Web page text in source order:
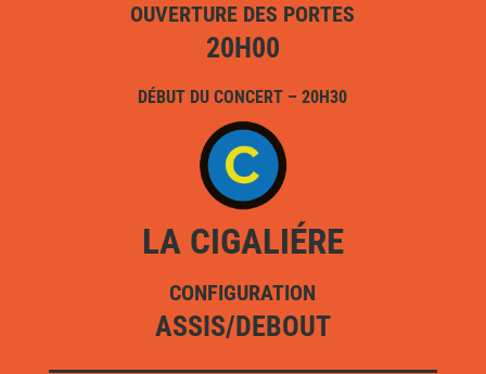
OUVERTURE DES PORTES
20H00
DÉBUT DU CONCERT – 20H30
LA CIGALIÉRE
CONFIGURATION
ASSIS/DEBOUT